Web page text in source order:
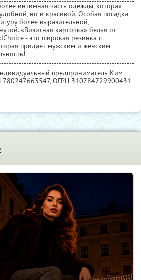
интимная часть одежды, которая
но и красивой. Особая посадка
более выразительной,
«Визитная карточка» белья от
- это широкая резинка с
придает мужским и женским
предприниматель Ким
, ОГРН 310784729900431